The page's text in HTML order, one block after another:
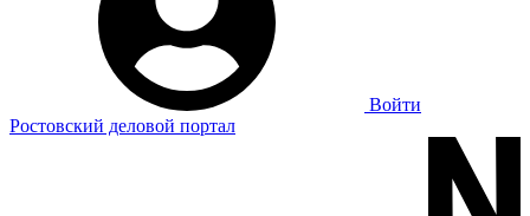
Войти
Ростовский деловой портал